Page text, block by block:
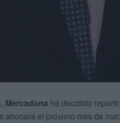
Mercadona ha decidido
abonará el próximo mes de